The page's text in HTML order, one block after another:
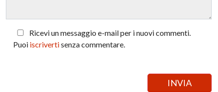
Ricevi un messaggio e-mail per i nuovi commenti.
Puoi iscrivertisenza commentare.